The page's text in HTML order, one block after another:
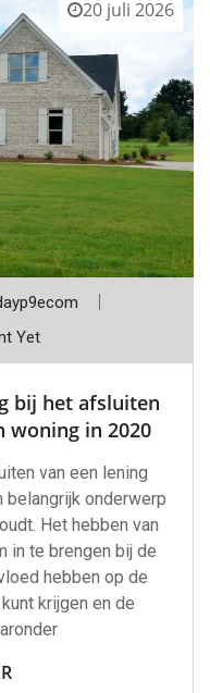
20 juli 2026
Yet
bij het afsluiten
woning in 2020
van een lening
onderwerp
Het hebben van
in te brengen bij de
hebben op de
krijgen en de